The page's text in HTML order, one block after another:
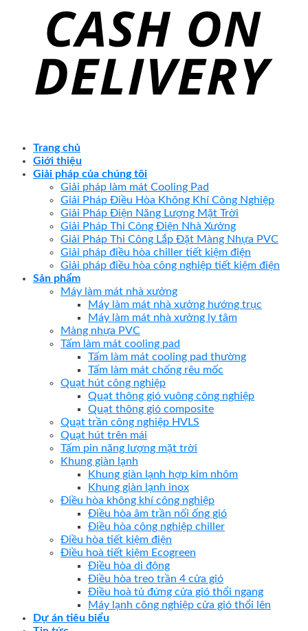
Trang chủ
Giới thiệu
Giải pháp của chúng tôi
Giải pháp làm mát Cooling Pad
Giải Pháp Điều Hòa Không Khí Công Nghiệp
Giải Pháp Điện Năng Lượng Mặt Trời
Giải Pháp Thi Công Điện Nhà Xưởng
Giải Pháp Thi Công Lắp Đặt Màng Nhựa PVC
Giải pháp điều hòa chiller tiết kiệm điện
Giải pháp điều hòa công nghiệp tiết kiệm điện
Sản phẩm
Máy làm mát nhà xưởng
Máy làm mát nhà xưởng hướng trục
Máy làm mát nhà xưởng ly tâm
Màng nhựa PVC
Tấm làm mát cooling pad
Tấm làm mát cooling pad thường
Tấm làm mát chống rêu mốc
Quạt hút công nghiệp
Quạt thông gió vuông công nghiệp
Quạt thông gió composite
Quạt trần công nghiệp HVLS
Quạt hút trên mái
Tấm pin năng lượng mặt trời
Khung giàn lạnh
Khung giàn lạnh hợp kim nhôm
Khung giàn lạnh inox
Điều hòa không khí công nghiệp
Điều hòa âm trần nối ống gió
Điều hòa công nghiệp chiller
Điều hòa tiết kiệm điện
Điều hoà tiết kiệm Ecogreen
Điều hòa di động
Điều hòa treo trần 4 cửa gió
Điều hoà tủ đứng cửa gió thổi ngang
Máy lạnh công nghiệp cửa gió thổi lên
Dự án tiêu biểu